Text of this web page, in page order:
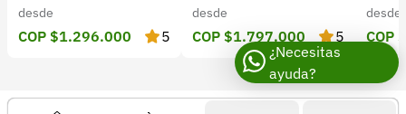
desde
COP $1.296.000 5
desde
COP $1.797.000 5
desde
COP
¿Necesitas
ayuda?